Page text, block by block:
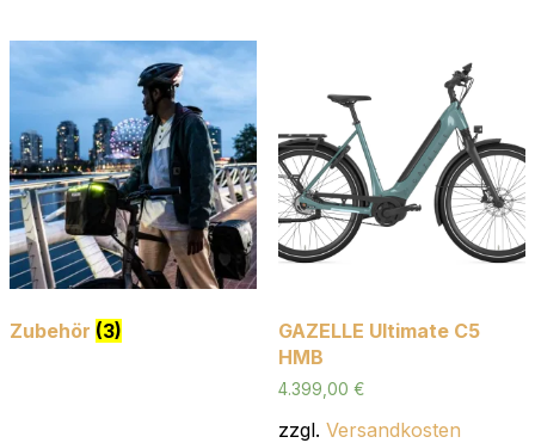
Zubehör (3)
GAZELLE Ultimate C5
HMB
4.399,00 €
zzgl. Versandkosten